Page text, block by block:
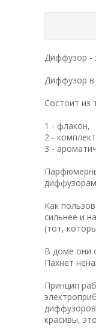
Диффузор -
Диффузор в
Состоит из
1 - флакон,
2 -
3 -
Как
сильнее и
(тот,
В доме они
Пахнет
Принцип
красивы,